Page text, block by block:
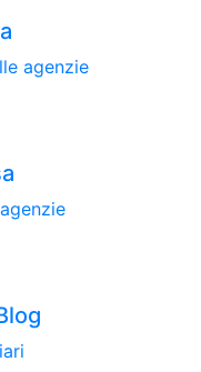
agenzie